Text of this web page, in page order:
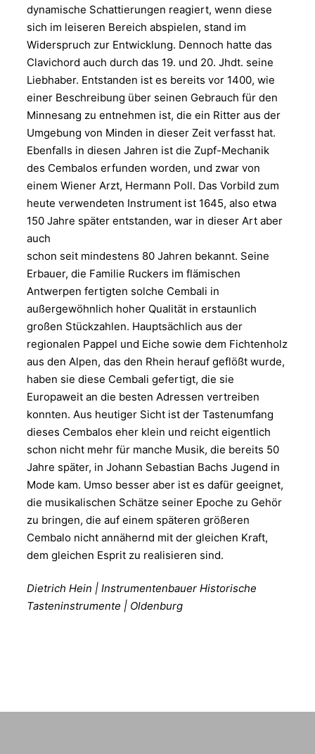
dynamische Schattierungen reagiert, wenn diese
sich im leiseren Bereich abspielen, stand im
Widerspruch zur Entwicklung. Dennoch hatte das
Clavichord auch durch das 19. und 20. Jhdt. seine
Liebhaber. Entstanden ist es bereits vor 1400, wie
einer Beschreibung über seinen Gebrauch für den
Minnesang zu entnehmen ist, die ein Ritter aus der
Umgebung von Minden in dieser Zeit verfasst hat.
Ebenfalls in diesen Jahren ist die Zupf-Mechanik
des Cembalos erfunden worden, und zwar von
einem Wiener Arzt, Hermann Poll. Das Vorbild zum
heute verwendeten Instrument ist 1645, also etwa
150 Jahre später entstanden, war in dieser Art aber
auch
schon seit mindestens 80 Jahren bekannt. Seine
Erbauer, die Familie Ruckers im flämischen
Antwerpen fertigten solche Cembali in
außergewöhnlich hoher Qualität in erstaunlich
großen Stückzahlen. Hauptsächlich aus der
regionalen Pappel und Eiche sowie dem Fichtenholz
aus den Alpen, das den Rhein herauf geflößt wurde,
haben sie diese Cembali gefertigt, die sie
Europaweit an die besten Adressen vertreiben
konnten. Aus heutiger Sicht ist der Tastenumfang
dieses Cembalos eher klein und reicht eigentlich
schon nicht mehr für manche Musik, die bereits 50
Jahre später, in Johann Sebastian Bachs Jugend in
Mode kam. Umso besser aber ist es dafür geeignet,
die musikalischen Schätze seiner Epoche zu Gehör
zu bringen, die auf einem späteren größeren
Cembalo nicht annähernd mit der gleichen Kraft,
dem gleichen Esprit zu realisieren sind.
Dietrich Hein | Instrumentenbauer Historische
Tasteninstrumente | Oldenburg